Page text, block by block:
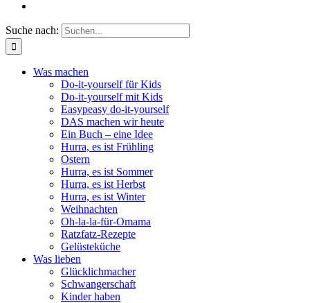
Suche nach:
Was machen
Do-it-yourself für Kids
Do-it-yourself mit Kids
Easypeasy do-it-yourself
DAS machen wir heute
Ein Buch – eine Idee
Hurra, es ist Frühling
Ostern
Hurra, es ist Sommer
Hurra, es ist Herbst
Hurra, es ist Winter
Weihnachten
Oh-la-la-für-Omama
Ratzfatz-Rezepte
Gelüsteküche
Was lieben
Glücklichmacher
Schwangerschaft
Kinder haben